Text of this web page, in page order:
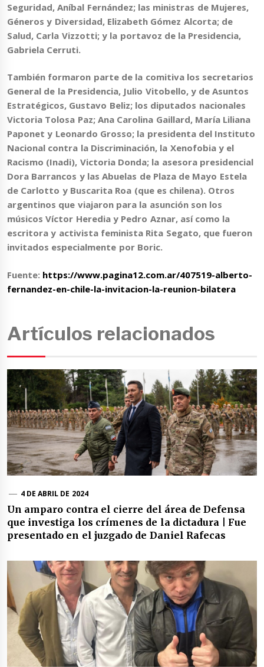
Seguridad,Aníbal Fernández; las ministras de Mujeres,
Géneros y Diversidad, Elizabeth Gómez Alcorta; de
Salud, Carla Vizzotti; y la portavoz de la Presidencia,
Gabriela Cerruti.
También formaron parte de la comitiva los secretarios
General de la Presidencia, Julio Vitobello, y de Asuntos
Estratégicos, Gustavo Beliz; los diputados nacionales
Victoria Tolosa Paz; Ana Carolina Gaillard, María Liliana
Paponet y Leonardo Grosso; la presidenta del Instituto
Nacional contra la Discriminación, la Xenofobia y el
Racismo (Inadi), Victoria Donda; la asesora presidencial
Dora Barrancos y las Abuelas de Plaza de Mayo Estela
de Carlotto y Buscarita Roa (que es chilena). Otros
argentinos que viajaron para la asunción son los
músicosVíctor Herediay Pedro Aznar, así como la
escritora y activista feminista Rita Segato, que fueron
invitados especialmente por Boric.
Fuente: https://www.pagina12.com.ar/407519-alberto-
fernandez-en-chile-la-invitacion-la-reunion-bilatera
Artículos relacionados
4 DE ABRIL DE 2024
Un amparo contra el cierre del área de Defensa
que investiga los crímenes de la dictadura | Fue
presentado en el juzgado de Daniel Rafecas